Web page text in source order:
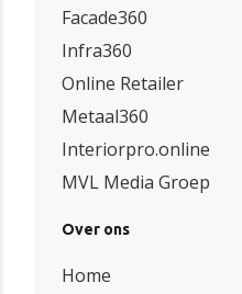
Facade360
Infra360
Online Retailer
Metaal360
Interiorpro.online
MVL Media Groep
Over ons
Home